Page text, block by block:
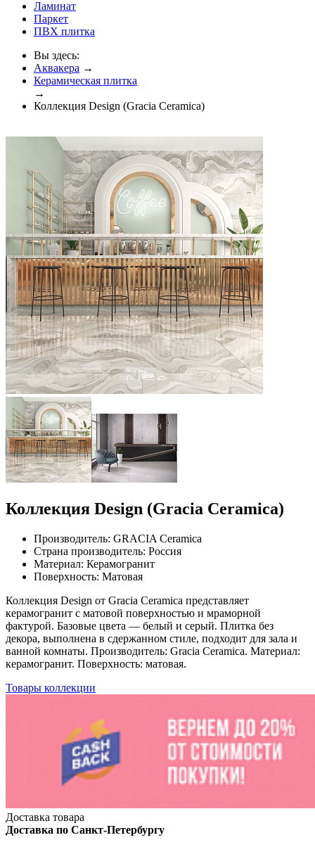
Ламинат
Паркет
ПВХ плитка
Вы здесь:
Аквакера →
Керамическая плитка
→
Коллекция Design (Gracia Ceramica)
Коллекция Design (Gracia Ceramica)
Производитель: GRACIA Ceramica
Страна производитель: Россия
Материал: Керамогранит
Поверхность: Матовая
Коллекция Design от Gracia Ceramica представляет
керамогранит с матовой поверхностью и мраморной
фактурой. Базовые цвета — белый и серый. Плитка без
декора, выполнена в сдержанном стиле, подходит для зала и
ванной комнаты. Производитель: Gracia Ceramica. Материал:
керамогранит. Поверхность: матовая.
Товары коллекции
Доставка товара
Доставка по Санкт-Петербургу